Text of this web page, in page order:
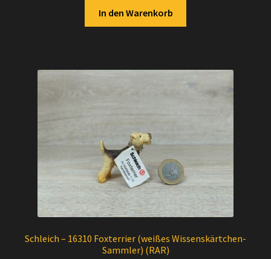
In den Warenkorb
Schleich – 16310 Foxterrier (weißes Wissenskärtchen-
Sammler) (RAR)